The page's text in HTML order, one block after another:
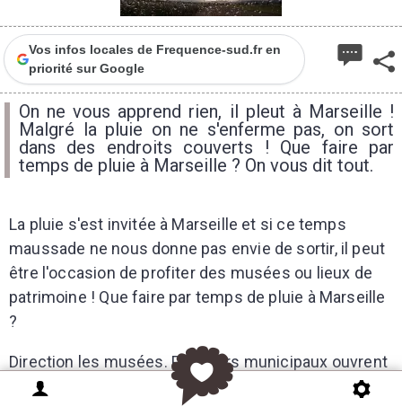
Vos infos locales de Frequence-sud.fr en
priorité sur Google
On ne vous apprend rien, il pleut à Marseille !
Malgré la pluie on ne s'enferme pas, on sort
dans des endroits couverts ! Que faire par
temps de pluie à Marseille ? On vous dit tout.
La pluie s'est invitée à Marseille et si ce temps
maussade ne nous donne pas envie de sortir, il peut
être l'occasion de profiter des musées ou lieux de
patrimoine ! Que faire par temps de pluie à Marseille
?
Direction les musées. Plusieurs municipaux ouvrent
leurs portes gratuitement pour découvrir leurs